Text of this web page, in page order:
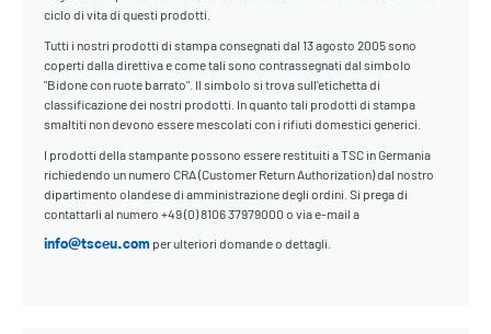
ciclo di vita di questi prodotti.
Tutti i nostri prodotti di stampa consegnati dal 13 agosto 2005 sono
coperti dalla direttiva e come tali sono contrassegnati dal simbolo
"Bidone con ruote barrato". Il simbolo si trova sull'etichetta di
classificazione dei nostri prodotti. In quanto tali prodotti di stampa
smaltiti non devono essere mescolati con i rifiuti domestici generici.
I prodotti della stampante possono essere restituiti a TSC in Germania
richiedendo un numero CRA (Customer Return Authorization) dal nostro
dipartimento olandese di amministrazione degli ordini. Si prega di
contattarli al numero +49 (0) 8106 37979000 o via e-mail a
info@tsceu.com per ulteriori domande o dettagli.